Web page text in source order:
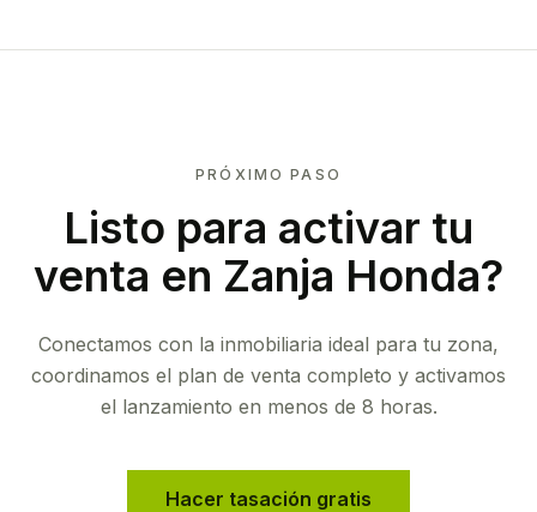
PRÓXIMO PASO
Listo para activar tu
venta en Zanja Honda?
Conectamos con la inmobiliaria ideal para tu zona,
coordinamos el plan de venta completo y activamos
el lanzamiento en menos de 8 horas.
Hacer tasación gratis